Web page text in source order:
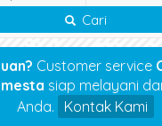
Cari
Customer service
siap melayani
Anda.
Kontak Kami